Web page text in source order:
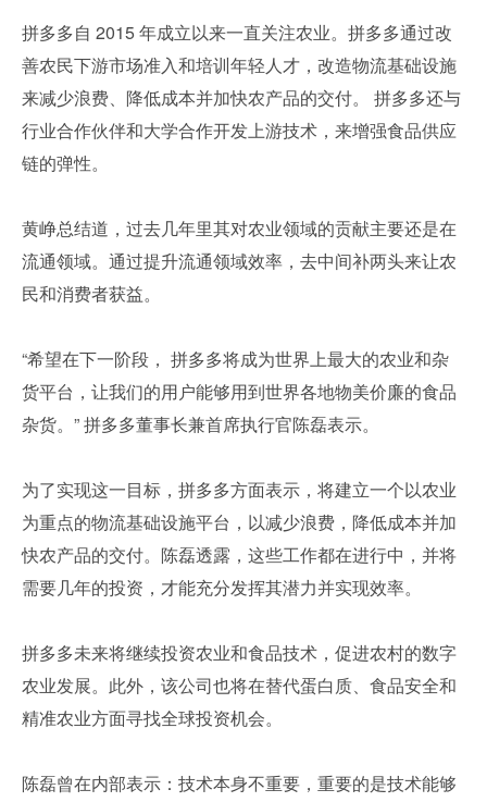
拼多多自 2015 年成立以来一直关注农业。拼多多通过改
善农民下游市场准入和培训年轻人才，改造物流基础设施
来减少浪费、降低成本并加快农产品的交付。 拼多多还与
行业合作伙伴和大学合作开发上游技术，来增强食品供应
链的弹性。
黄峥总结道，过去几年里其对农业领域的贡献主要还是在
流通领域。通过提升流通领域效率，去中间补两头来让农
民和消费者获益。
“希望在下一阶段， 拼多多将成为世界上最大的农业和杂
货平台，让我们的用户能够用到世界各地物美价廉的食品
杂货。” 拼多多董事长兼首席执行官陈磊表示。
为了实现这一目标，拼多多方面表示，将建立一个以农业
为重点的物流基础设施平台，以减少浪费，降低成本并加
快农产品的交付。陈磊透露，这些工作都在进行中，并将
需要几年的投资，才能充分发挥其潜力并实现效率。
拼多多未来将继续投资农业和食品技术，促进农村的数字
农业发展。此外，该公司也将在替代蛋白质、食品安全和
精准农业方面寻找全球投资机会。
陈磊曾在内部表示：技术本身不重要，重要的是技术能够